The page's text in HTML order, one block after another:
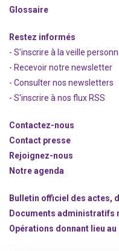
Glossaire
Restez informés
- S'inscrire à la veille
- Recevoir notre newsletter
- Consulter nos newsletters
- S'inscrire à nos flux RSS
Contactez-nous
Contact presse
Rejoignez-nous
Notre agenda
Bulletin officiel des actes,
Documents administratifs
Opérations donnant lieu